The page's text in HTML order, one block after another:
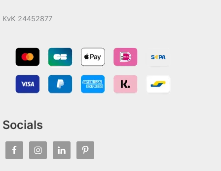
KvK 24452877
Socials